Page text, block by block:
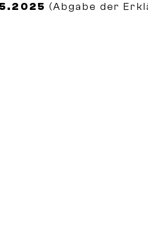
(Abgabe der